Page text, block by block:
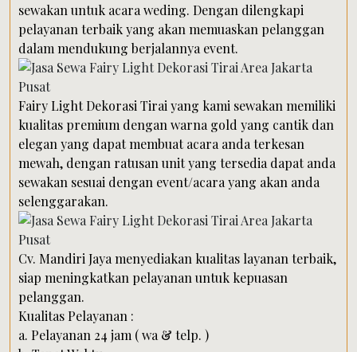
sewakan untuk acara weding. Dengan dilengkapi
pelayanan terbaik yang akan memuaskan pelanggan
dalam mendukung berjalannya event.
Fairy Light Dekorasi Tirai yang kami sewakan memiliki
kualitas premium dengan warna gold yang cantik dan
elegan yang dapat membuat acara anda terkesan
mewah, dengan ratusan unit yang tersedia dapat anda
sewakan sesuai dengan event/acara yang akan anda
selenggarakan.
Cv. Mandiri Jaya menyediakan kualitas layanan terbaik,
siap meningkatkan pelayanan untuk kepuasan
pelanggan.
Kualitas Pelayanan :
a. Pelayanan 24 jam ( wa & telp. )